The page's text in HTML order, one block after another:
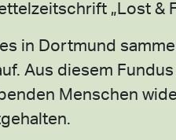
„Lost &
in Dortmund
Aus diesem
Menschen